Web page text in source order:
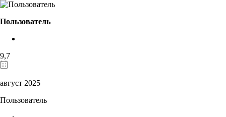
Пользователь
9,7
август 2025
Пользователь